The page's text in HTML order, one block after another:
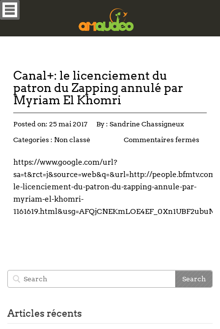
Canal+: le licenciement du
patron du Zapping annulé par
Myriam El Khomri
Posted on: 25 mai 2017 By : Sandrine Chassigneux
Categories : Non classé Commentaires fermés
https://www.google.com/url?
sa=t&rct=j&source=web&q=&url=http://
le-licenciement-du-patron-du-zapping-annule-par-
myriam-el-khomri-
Articles récents